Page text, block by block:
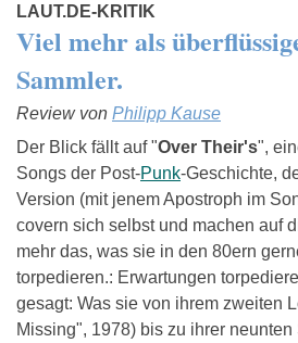
LAUT.DE-KRITIK
Viel mehr als
Sammler.
Review von Philipp Kause
Der Blick fällt auf "Over Their's",
Songs der Post-Punk-Geschichte,
Version (mit jenem Apostroph im
covern sich selbst und machen auf
mehr das, was sie in den 80ern
torpedieren.: Erwartungen
gesagt: Was sie von ihrem zweiten
Missing", 1978) bis zu ihrer